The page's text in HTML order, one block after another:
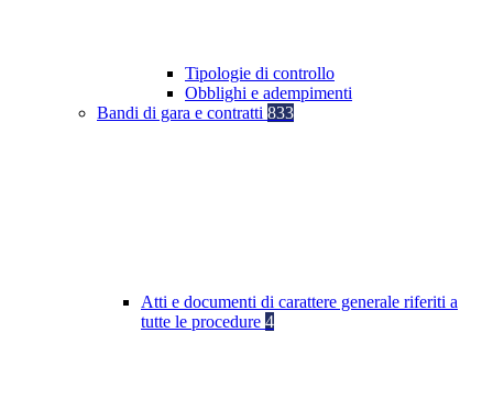
Tipologie di controllo
Obblighi e adempimenti
Bandi di gara e contratti 833
Atti e documenti di carattere generale riferiti a
tutte le procedure 4